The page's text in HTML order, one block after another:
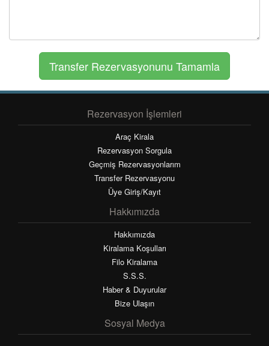
Rezervasyon İşlemleri
Araç Kirala
Rezervasyon Sorgula
Geçmiş Rezervasyonlarım
Transfer Rezervasyonu
Üye Giriş/Kayıt
Hakkımızda
Hakkımızda
Kiralama Koşulları
Filo Kiralama
S.S.S.
Haber & Duyurular
Bize Ulaşın
Sosyal Medya